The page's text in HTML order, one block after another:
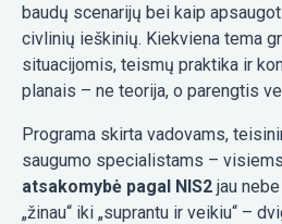
baudų scenarijų bei kaip
civlinių ieškinių. Kiekviena tema
situacijomis, teismų praktika ir
planais – ne teorija, o parengtis
Programa skirta vadovams,
saugumo specialistams –
atsakomybė pagal NIS2 jau
„žinau“ iki „suprantu ir veikiu“ –